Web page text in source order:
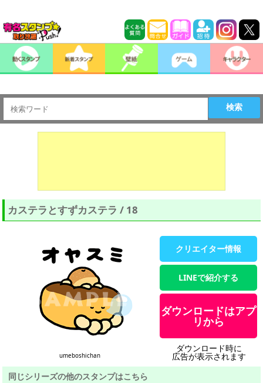
検索
カステラとすずカステラ / 18
umeboshichan
クリエイター情報
LINEで紹介する
ダウンロードはアプ
リから
ダウンロード時に
広告が表示されます
同じシリーズの他のスタンプはこちら